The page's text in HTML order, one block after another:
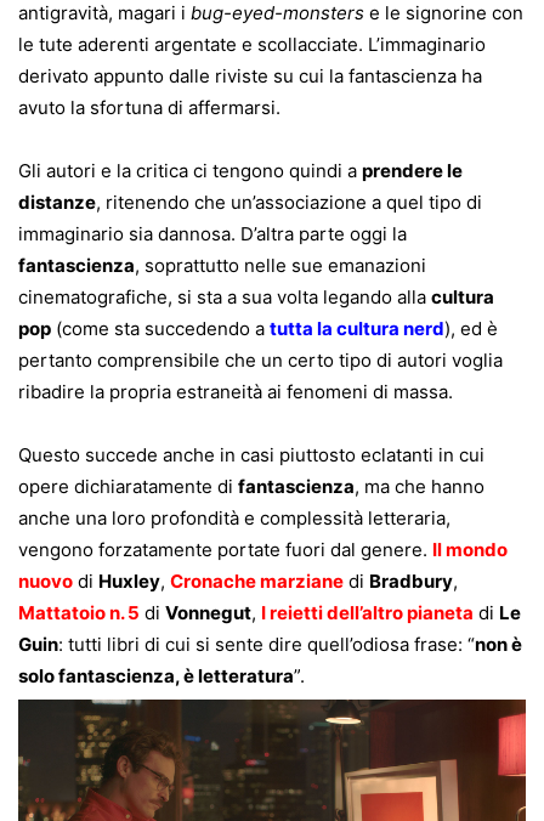
antigravità, magari i bug-eyed-monsters e le signorine con
le tute aderenti argentate e scollacciate. L’immaginario
derivato appunto dalle riviste su cui la fantascienza ha
avuto la sfortuna di affermarsi.
Gli autori e la critica ci tengono quindi a prendere le
distanze, ritenendo che un’associazione a quel tipo di
immaginario sia dannosa. D’altra parte oggi la
fantascienza, soprattutto nelle sue emanazioni
cinematografiche, si sta a sua volta legando alla cultura
pop (come sta succedendo a tutta la cultura nerd), ed è
pertanto comprensibile che un certo tipo di autori voglia
ribadire la propria estraneità ai fenomeni di massa.
Questo succede anche in casi piuttosto eclatanti in cui
opere dichiaratamente di fantascienza, ma che hanno
anche una loro profondità e complessità letteraria,
vengono forzatamente portate fuori dal genere. Il mondo
nuovo di Huxley, Cronache marziane di Bradbury,
Mattatoio n. 5 di Vonnegut, I reietti dell’altro pianeta di Le
Guin: tutti libri di cui si sente dire quell’odiosa frase: “non è
solo fantascienza, è letteratura”.